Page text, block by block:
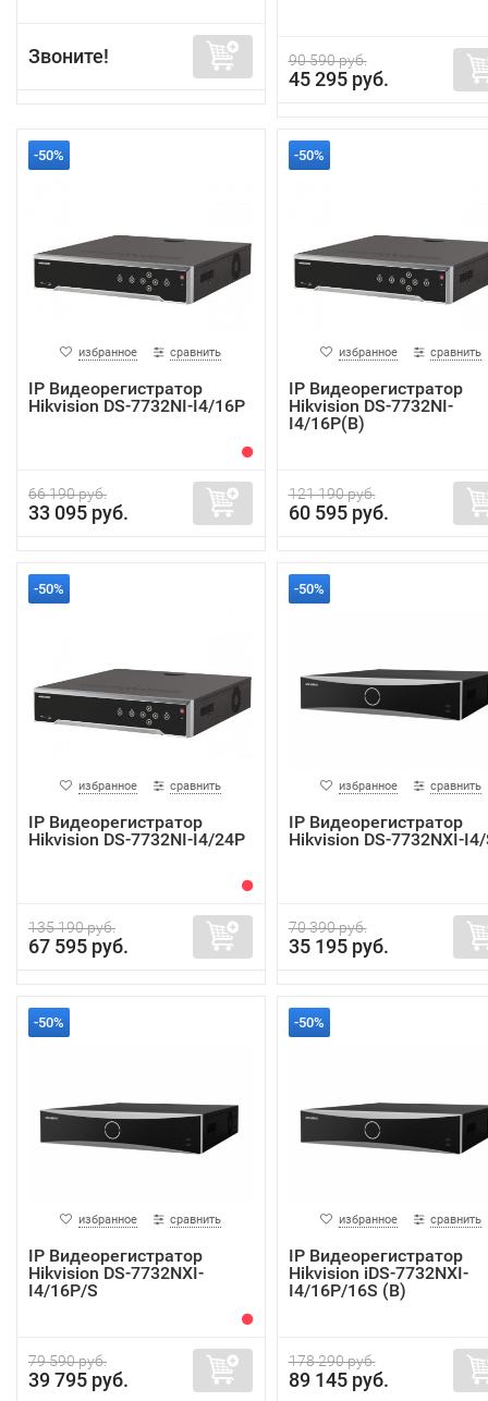
Звоните! 90 590 руб.
45 295 руб.
-50%
избранное сравнить
IP Видеорегистратор
Hikvision DS-7732NI-I4/16P
66 190 руб.
33 095 руб.
-50%
избранное сравнить
IP Видеорегистратор
Hikvision DS-7732NI-
I4/16P(B)
121 190 руб.
60 595 руб.
-50%
избранное сравнить
IP Видеорегистратор
Hikvision DS-7732NI-I4/24P
135 190 руб.
67 595 руб.
-50%
избранное сравнить
IP Видеорегистратор
Hikvision DS-7732NXI-
70 390 руб.
35 195 руб.
-50%
избранное сравнить
IP Видеорегистратор
Hikvision DS-7732NXI-
I4/16P/S
79 590 руб.
39 795 руб.
-50%
избранное сравнить
IP Видеорегистратор
Hikvision iDS-7732NXI-
I4/16P/16S (B)
178 290 руб.
89 145 руб.